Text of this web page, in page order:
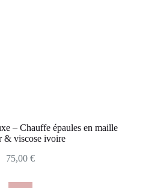
– Chauffe épaules en maille
& viscose ivoire
75,00 €